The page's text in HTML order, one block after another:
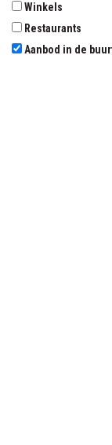
Winkels
Restaurants
Aanbod in de